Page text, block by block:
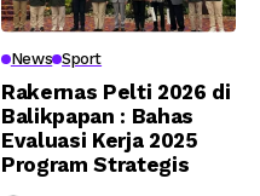
News Sport
Rakernas Pelti 2026 di
Balikpapan : Bahas
Evaluasi Kerja 2025
Program Strategis